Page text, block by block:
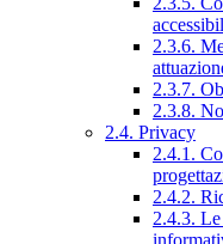
2.3.6.
2.3.7.
2.3.8.
2.4. Privacy
2.4.1.
2.4.2.
2.4.3.